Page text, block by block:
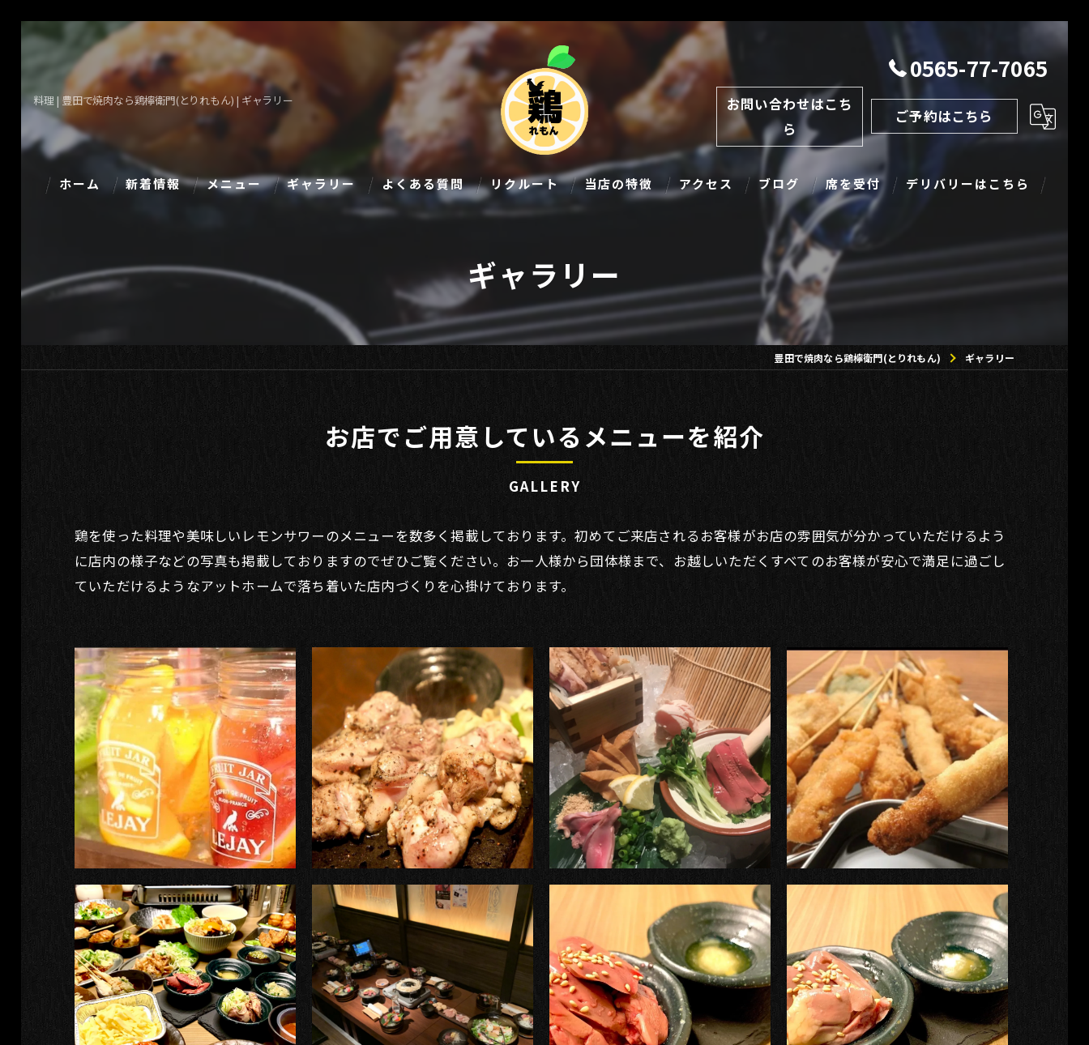
料理 | 豊田で焼肉なら鶏檸衛門(とりれもん) | ギャラリー
0565-77-7065
お問い合わせはこち
ら
ご予約はこちら
ホーム 新着情報 メニュー ギャラリー よくある質問 リクルート 当店の特徴
飲み放題
個室
宴会
アクセス ブログ 席を受付 デリバリーはこちら
ギャラリー
豊田で焼肉なら鶏檸衛門(とりれもん) ギャラリー
お店でご用意しているメニューを紹介
GALLERY
鶏を使った料理や美味しいレモンサワーのメニューを数多く掲載しております。初めてご来店されるお客様がお店の雰囲気が分かっていただけるよう
に店内の様子などの写真も掲載しておりますのでぜひご覧ください。お一人様から団体様まで、お越しいただくすべてのお客様が安心で満足に過ごし
ていただけるようなアットホームで落ち着いた店内づくりを心掛けております。